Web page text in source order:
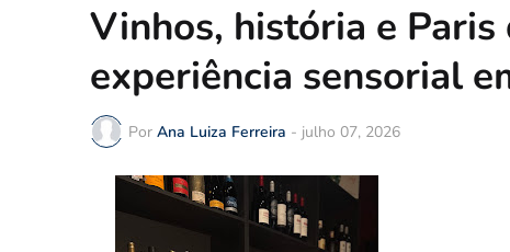
Vinhos, história e
experiência sensorial
Por Ana Luiza Ferreira - julho 07, 2026